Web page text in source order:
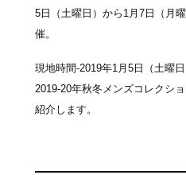
5日（土曜日）から1月7日（月
催。
現地時間-2019年1月5日（土曜
2019-20年秋冬メンズコレクシ
紹介します。